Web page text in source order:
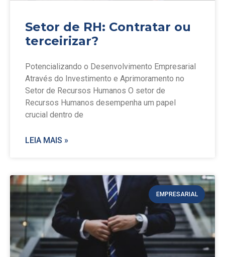
Setor de RH: Contratar ou
terceirizar?
Potencializando o Desenvolvimento Empresarial
Através do Investimento e Aprimoramento no
Setor de Recursos Humanos O setor de
Recursos Humanos desempenha um papel
crucial dentro de
LEIA MAIS »
EMPRESARIAL